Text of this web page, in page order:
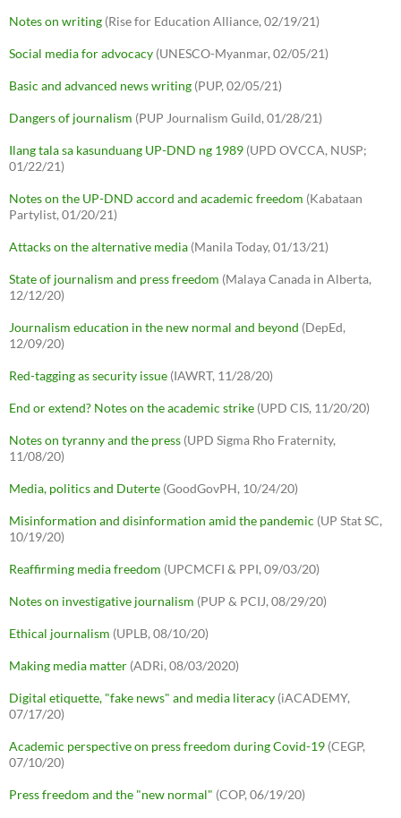
Notes on writing (Rise for Education Alliance, 02/19/21)
Social media for advocacy (UNESCO-Myanmar, 02/05/21)
Basic and advanced news writing (PUP, 02/05/21)
Dangers of journalism (PUP Journalism Guild, 01/28/21)
Ilang tala sa kasunduang UP-DND ng 1989 (UPD OVCCA, NUSP;
01/22/21)
Notes on the UP-DND accord and academic freedom (Kabataan
Partylist, 01/20/21)
Attacks on the alternative media (Manila Today, 01/13/21)
State of journalism and press freedom (Malaya Canada in Alberta,
12/12/20)
Journalism education in the new normal and beyond (DepEd,
12/09/20)
Red-tagging as security issue (IAWRT, 11/28/20)
End or extend? Notes on the academic strike (UPD CIS, 11/20/20)
Notes on tyranny and the press (UPD Sigma Rho Fraternity,
11/08/20)
Media, politics and Duterte (GoodGovPH, 10/24/20)
Misinformation and disinformation amid the pandemic (UP Stat SC,
10/19/20)
Reaffirming media freedom (UPCMCFI & PPI, 09/03/20)
Notes on investigative journalism (PUP & PCIJ, 08/29/20)
Ethical journalism (UPLB, 08/10/20)
Making media matter (ADRi, 08/03/2020)
Digital etiquette, "fake news" and media literacy (iACADEMY,
07/17/20)
Academic perspective on press freedom during Covid-19 (CEGP,
07/10/20)
Press freedom and the "new normal" (COP, 06/19/20)